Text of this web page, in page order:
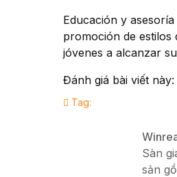
Educación y
promoción de estilos
jóvenes a alcanzar
Đánh giá bài viết này:
Tag:
Sàn
sản